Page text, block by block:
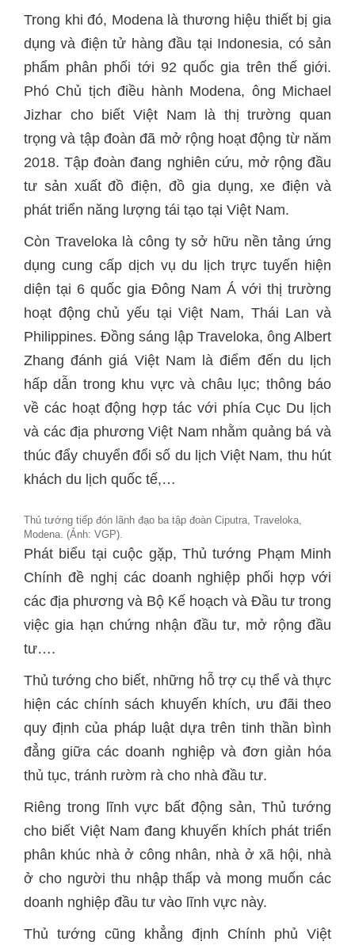
Trong khi đó, Modena là thương hiệu thiết bị gia
dụng và điện tử hàng đầu tại Indonesia, có sản
phẩm phân phối tới 92 quốc gia trên thế giới.
Phó Chủ tịch điều hành Modena, ông Michael
Jizhar cho biết Việt Nam là thị trường quan
trọng và tập đoàn đã mở rộng hoạt động từ năm
2018. Tập đoàn đang nghiên cứu, mở rộng đầu
tư sản xuất đồ điện, đồ gia dụng, xe điện và
phát triển năng lượng tái tạo tại Việt Nam.
Còn Traveloka là công ty sở hữu nền tảng ứng
dụng cung cấp dịch vụ du lịch trực tuyến hiện
diện tại 6 quốc gia Đông Nam Á với thị trường
hoạt động chủ yếu tại Việt Nam, Thái Lan và
Philippines. Đồng sáng lập Traveloka, ông Albert
Zhang đánh giá Việt Nam là điểm đến du lịch
hấp dẫn trong khu vực và châu lục; thông báo
về các hoạt động hợp tác với phía Cục Du lịch
và các địa phương Việt Nam nhằm quảng bá và
thúc đẩy chuyển đổi số du lịch Việt Nam, thu hút
khách du lịch quốc tế,…
Thủ tướng tiếp đón lãnh đạo ba tập đoàn Ciputra, Traveloka,
Modena. (Ảnh: VGP).
Phát biểu tại cuộc gặp, Thủ tướng Phạm Minh
Chính đề nghị các doanh nghiệp phối hợp với
các địa phương và Bộ Kế hoạch và Đầu tư trong
việc gia hạn chứng nhận đầu tư, mở rộng đầu
tư….
Thủ tướng cho biết, những hỗ trợ cụ thể và thực
hiện các chính sách khuyến khích, ưu đãi theo
quy định của pháp luật dựa trên tinh thần bình
đẳng giữa các doanh nghiệp và đơn giản hóa
thủ tục, tránh rườm rà cho nhà đầu tư.
Riêng trong lĩnh vực bất động sản, Thủ tướng
cho biết Việt Nam đang khuyến khích phát triển
phân khúc nhà ở công nhân, nhà ở xã hội, nhà
ở cho người thu nhập thấp và mong muốn các
doanh nghiệp đầu tư vào lĩnh vực này.
Thủ tướng cũng khẳng định Chính phủ Việt